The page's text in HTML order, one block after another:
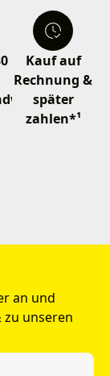
Kauf auf
Rechnung &
später
zahlen*¹
an und
zu unseren